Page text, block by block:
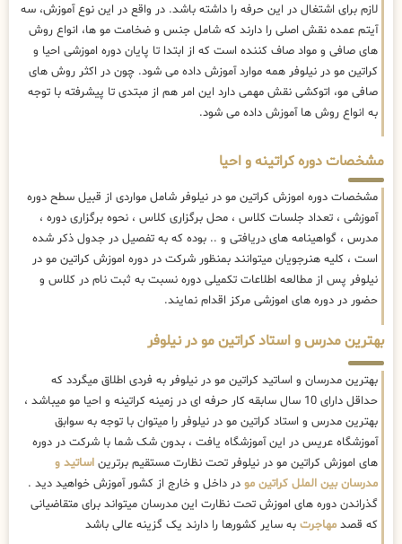
لازم برای اشتغال در این حرفه را داشته باشد. در واقع در این نوع آموزش، سه
آیتم عمده نقش اصلی را دارند که شامل جنس و ضخامت مو ها، انواع روش
های صافی و مواد صاف کننده است که از ابتدا تا پایان دوره اموزشی احیا و
کراتین مو در نیلوفر همه موارد آموزش داده می شود. چون در اکثر روش های
صافی مو، اتوکشی نقش مهمی دارد این امر هم از مبتدی تا پیشرفته با توجه
به انواع روش ها آموزش داده می شود.
مشخصات دوره کراتینه و احیا
مشخصات دوره اموزش کراتین مو در نیلوفر شامل مواردی از قبیل سطح دوره
آموزشی ، تعداد جلسات کلاس ، محل برگزاری کلاس ، نحوه برگزاری دوره ،
مدرس ، گواهینامه های دریافتی و .. بوده که به تفصیل در جدول ذکر شده
است ، کلیه هنرجویان میتوانند بمنظور شرکت در دوره اموزش کراتین مو در
نیلوفر پس از مطالعه اطلاعات تکمیلی دوره نسبت به ثبت نام در کلاس و
حضور در دوره های اموزشی مرکز اقدام نمایند.
بهترین مدرس و استاد کراتین مو در نیلوفر
بهترین مدرسان و اساتید کراتین مو در نیلوفر به فردی اطلاق میگردد که
حداقل دارای 10 سال سابقه کار حرفه ای در زمینه کراتینه و احیا مو میباشد ،
بهترین مدرس و استاد کراتین مو در نیلوفر را میتوان با توجه به سوابق
آموزشگاه عریس در این آموزشگاه یافت ، بدون شک شما با شرکت در دوره
های اموزش کراتین مو در نیلوفر تحت نظارت مستقیم برترین اساتید و
مدرسان بین الملل کراتین مو در داخل و خارج از کشور آموزش خواهید دید .
گذراندن دوره های اموزش تحت نظارت این مدرسان میتواند برای متقاضیانی
که قصد مهاجرت به سایر کشورها را دارند یک گزینه عالی باشد